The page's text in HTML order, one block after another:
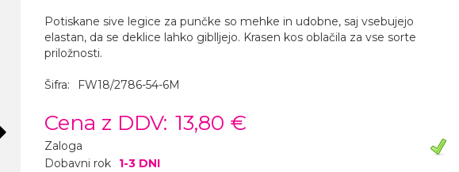
Potiskane sive legice za punčke so mehke in udobne, saj vsebujejo
elastan, da se deklice lahko giblljejo. Krasen kos oblačila za vse sorte
priložnosti.
Šifra: FW18/2786-54-6M
Cena z DDV: 13,80 €
Zaloga
Dobavni rok
1-3 DNI